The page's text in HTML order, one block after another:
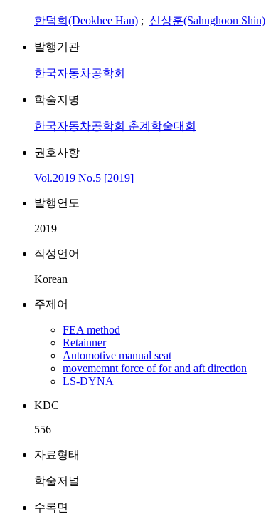
한덕희(Deokhee Han) ; 신상훈(Sahnghoon Shin)
발행기관
한국자동차공학회
학술지명
한국자동차공학회 춘계학술대회
권호사항
Vol.2019 No.5 [2019]
발행연도
2019
작성언어
Korean
주제어
FEA method
Retainner
Automotive manual seat
movememnt force of for and aft direction
LS-DYNA
KDC
556
자료형태
학술저널
수록면